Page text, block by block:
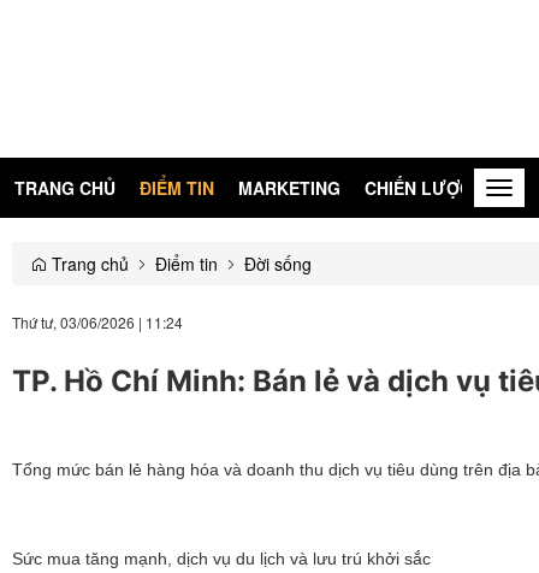
TRANG CHỦ ĐIỂM TIN MARKETING CHIẾN LƯỢC
Trang chủ Điểm tin Đời sống
Thứ tư, 03/06/2026 | 11:24
TP. Hồ Chí Minh: Bán lẻ và dịch vụ
Tổng mức bán lẻ hàng hóa và doanh thu dịch vụ tiêu dùng trên địa
Sức mua tăng mạnh, dịch vụ du lịch và lưu trú khởi sắc